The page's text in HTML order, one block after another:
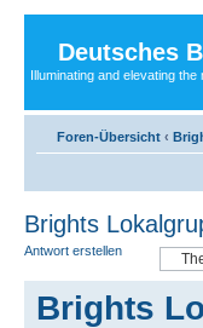
Deutsches
Illuminating and elevating the
Foren-Übersicht ‹
Brights
Antwort erstellen
Brights